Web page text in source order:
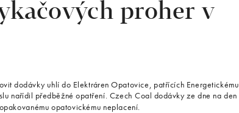
proher v
dodávky uhlí do Elektráren Opatovice, patřících Energetickému
nařídil předběžné opatření. Czech Coal dodávky ze dne na den
opatovickému neplacení.